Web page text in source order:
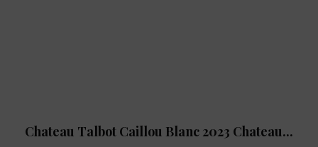
Chateau Talbot Caillou Blanc 2023 Chateau...